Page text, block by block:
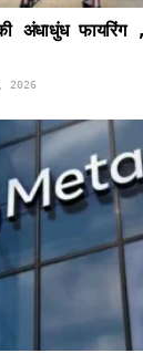
अंधाधुंध फायरिंग
2026